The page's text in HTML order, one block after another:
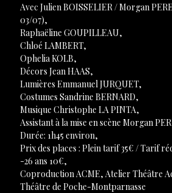
Avec Julien BOISSELIER / Morgan
03/07),
Raphaëline GOUPILLEAU,
Chloé LAMBERT,
Ophelia KOLB,
Décors Jean HAAS,
Lumières Emmanuel JURQUET,
Costumes Sandrine BERNARD,
Musique Christophe LA PINTA,
Assistant à la mise en scène Morgan
Durée: 1h45 environ,
Prix des places : Plein tarif 35€ / Tarif
-26 ans 10€,
Coproduction ACME, Atelier Théâtre
Théâtre de Poche-Montparnasse